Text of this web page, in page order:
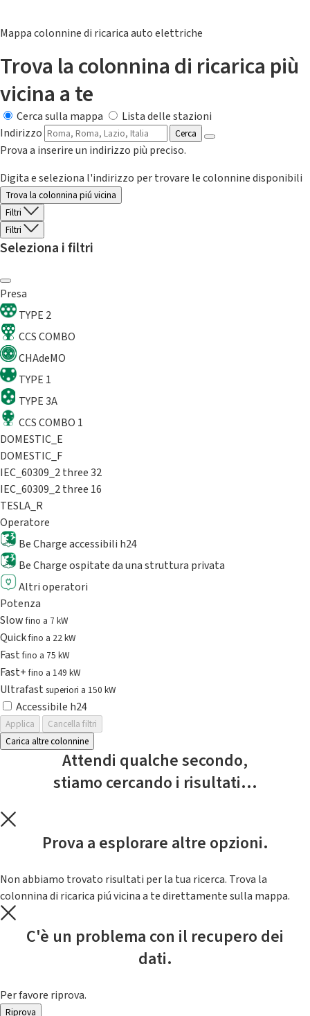
Mappa colonnine di ricarica auto elettriche
Trova la colonnina di ricarica più
vicina a te
Cerca sulla mappa
Lista delle stazioni
Indirizzo
Cerca
Prova a inserire un indirizzo più preciso.
Digita e seleziona l'indirizzo per trovare le colonnine disponibili
Trova la colonnina piú vicina
Filtri
Filtri
Seleziona i filtri
Presa
TYPE 2
CCS COMBO
CHAdeMO
TYPE 1
TYPE 3A
CCS COMBO 1
DOMESTIC_E
DOMESTIC_F
IEC_60309_2 three 32
IEC_60309_2 three 16
TESLA_R
Operatore
Be Charge accessibili h24
Be Charge ospitate da una struttura privata
Altri operatori
Potenza
Slowfino a 7 kW
Quickfino a 22 kW
Fastfino a 75 kW
Fast+fino a 149 kW
Ultrafast superiori a 150 kW
Accessibile h24
Applica
Cancella filtri
Carica altre colonnine
Attendi qualche secondo,
stiamo cercando i risultati...
Prova a esplorare altre opzioni.
Non abbiamo trovato risultati per la tua ricerca. Trova la
colonnina di ricarica piú vicina a te direttamente sulla mappa.
C'è un problema con il recupero dei
dati.
Per favore riprova.
Riprova